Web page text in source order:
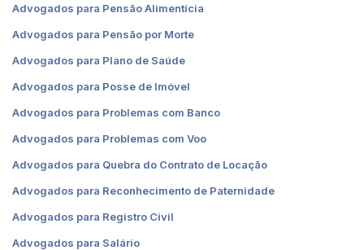
Advogados para Pensão Alimentícia
Advogados para Pensão por Morte
Advogados para Plano de Saúde
Advogados para Posse de Imóvel
Advogados para Problemas com Banco
Advogados para Problemas com Voo
Advogados para Quebra do Contrato de Locação
Advogados para Reconhecimento de Paternidade
Advogados para Registro Civil
Advogados para Salário